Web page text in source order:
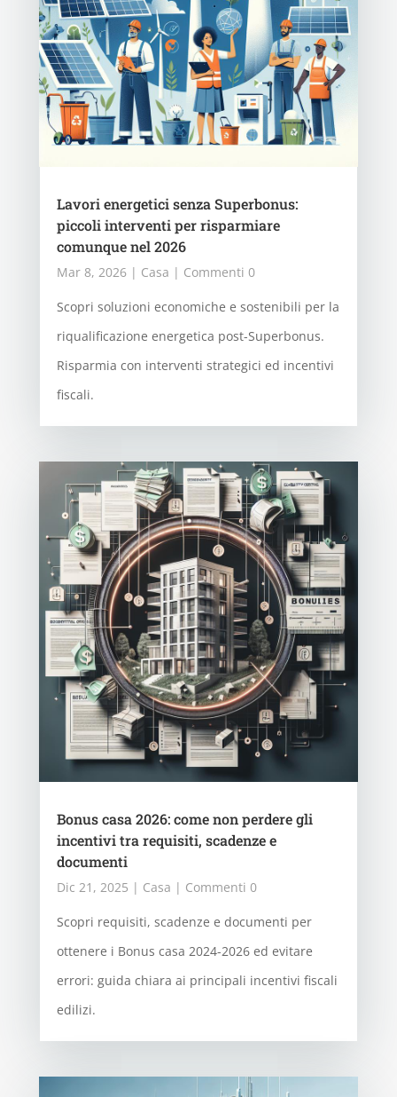
Lavori energetici senza Superbonus:
piccoli interventi per risparmiare
comunque nel 2026
Mar 8, 2026| Casa | Commenti 0
Scopri soluzioni economiche e sostenibili per la
riqualificazione energetica post-Superbonus.
Risparmia con interventi strategici ed incentivi
fiscali.
Bonus casa 2026: come non perdere gli
incentivi tra requisiti, scadenze e
documenti
Dic 21, 2025 | Casa | Commenti 0
Scopri requisiti, scadenze e documenti per
ottenere i Bonus casa 2024-2026 ed evitare
errori: guida chiara ai principali incentivi fiscali
edilizi.